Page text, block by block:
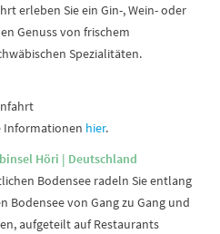
erleben Sie ein Gin-, Wein- oder
Genuss von frischem
Spezialitäten.
Informationen hier.
Höri | Deutschland
Bodensee radeln Sie entlang
Bodensee von Gang zu Gang und
aufgeteilt auf Restaurants